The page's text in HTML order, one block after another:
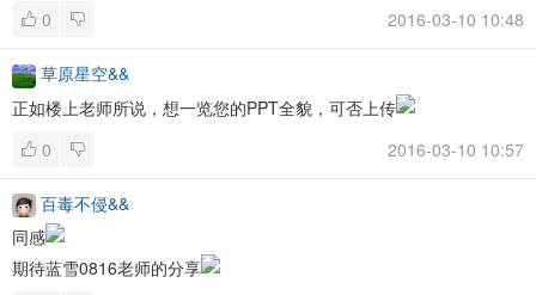
0 2016-03-10 10:48
草原星空&&
正如楼上老师所说，想一览您的PPT全貌，可否上传
0
2016-03-10 10:57
百毒不侵&&
同感
期待蓝雪0816老师的分享